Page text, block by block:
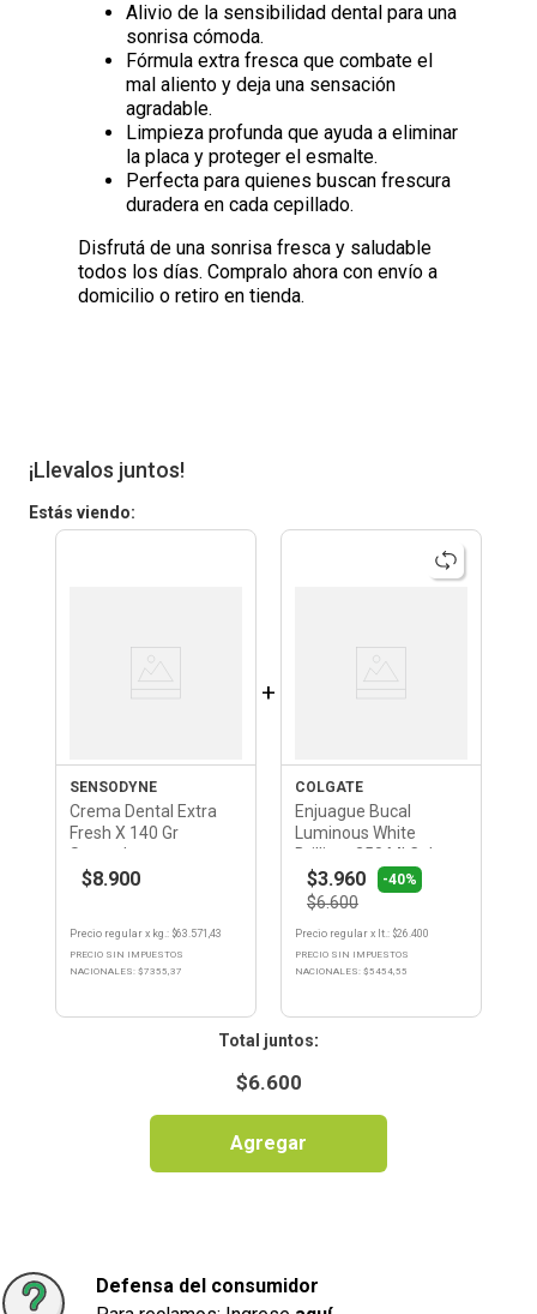
Alivio de la sensibilidad dental para una
sonrisa cómoda.
Fórmula extra fresca que combate el
mal aliento y deja una sensación
agradable.
Limpieza profunda que ayuda a eliminar
la placa y proteger el esmalte.
Perfecta para quienes buscan frescura
duradera en cada cepillado.
Disfrutá de una sonrisa fresca y saludable
todos los días. Compralo ahora con envío a
domicilio o retiro en tienda.
¡Llevalos juntos!
Estás viendo:
SENSODYNE
Crema Dental Extra
Fresh X 140 Gr
Sensodyne
$8.900
Precio regular x kg.: $63.571,43
PRECIO SIN IMPUESTOS
NACIONALES: $7355,37
+
COLGATE
Enjuague Bucal
Luminous White
Brilliant 250 Ml Colgate
$3.960 -40%
$6.600
Precio regular x lt.: $26.400
PRECIO SIN IMPUESTOS
NACIONALES: $5454,55
:
$6.600
Agregar
Defensa del consumidor